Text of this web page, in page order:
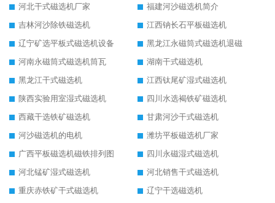
河北干式磁选机厂家
福建河沙磁选机简介
吉林河沙除铁磁选机
江西钠长石平板磁选机
辽宁矿选平板式磁选机设备
黑龙江永磁筒式磁选机退磁
河南永磁筒式磁选机筒瓦
湖南干式磁选机
黑龙江干式磁选机
江西钛尾矿湿式磁选机
陕西实验用室湿式磁选机
四川水选褐铁矿磁选机
西藏干选铁矿磁选机
甘肃河沙干式磁选机
河沙磁选机的电机
潍坊平板磁选机厂家
广西平板磁选机磁铁排列图
四川永磁湿式磁选机
河北锰矿湿式磁选机
河北销售干式磁选机
重庆赤铁矿干式磁选机
辽宁干选磁选机